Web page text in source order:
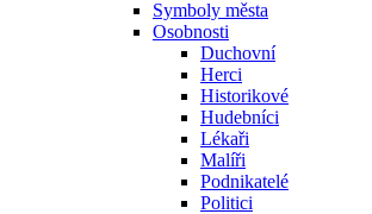
Symboly města
Osobnosti
Duchovní
Herci
Historikové
Hudebníci
Lékaři
Malíři
Podnikatelé
Politici